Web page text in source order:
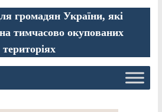
громадян України, які
тимчасово окупованих
територіях